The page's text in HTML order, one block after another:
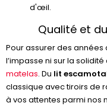
d'œil.
Qualité et
Pour assurer des années
l’impasse ni sur la
matelas. Du lit
classique avec tiroirs de
à vos attentes parmi nos